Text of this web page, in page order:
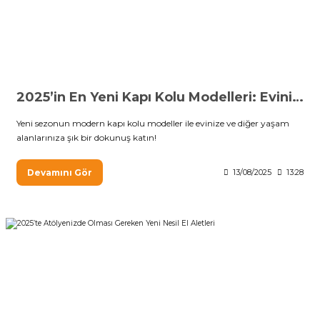
2025’in En Yeni Kapı Kolu Modelleri: Evinize Modern Dokunuşlar
Yeni sezonun modern kapı kolu modeller ile evinize ve diğer yaşam
alanlarınıza şık bir dokunuş katın!
Devamını Gör 13/08/2025 13:28